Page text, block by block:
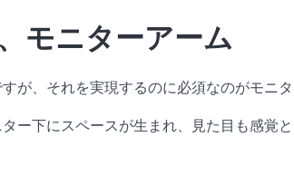
モニターアーム
が、それを実現するのに必須なのがモニタ
ー下にスペースが生まれ、見た目も感覚と